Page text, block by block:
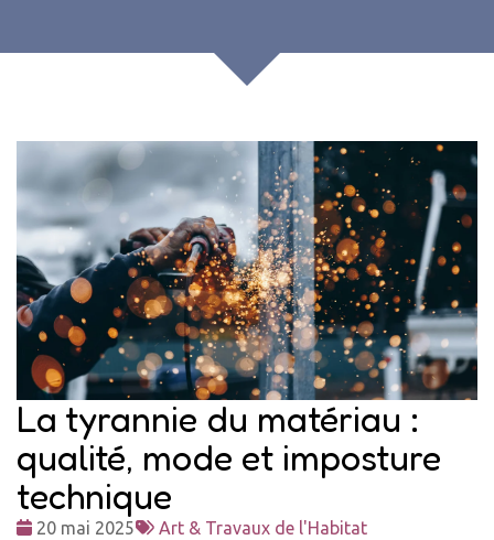
La tyrannie du matériau :
qualité, mode et imposture
technique
Date
20 mai 2025
Tags
Art & Travaux de l'Habitat